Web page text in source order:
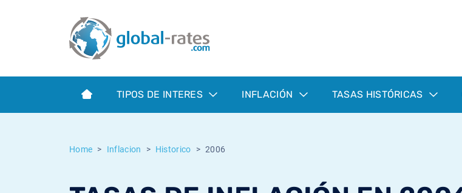
TIPOS DE INTERES INFLACIÓN TASAS HISTÓRICAS
Home Inflacion Historico 2006
Term SOFR
¿Qué es la inflación IPC?
¿Qué es la inflación IPCA?
Euribor - histórico
ESTER - histórico
Calculadora de inflación